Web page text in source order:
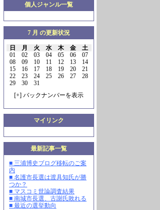
個人ジャンル一覧
7 月 の更新状況
日 月 火 水 木 金
土
01
02 03 04 05 06
07
08
09 10 11 12 13
14
15
16 17 18 19 20
21
22
23 24 25 26 27
28
29
30
31
[+] バックナンバーを表示
マイリンク
最新記事一覧
■ 三浦博史ブログ移転のご案
内
■ 名護市長選は渡具知氏が勝
つか？
■ マスコミ世論調査結果
■ 南城市長選、古謝氏敗れる
■ 最近の選挙動向